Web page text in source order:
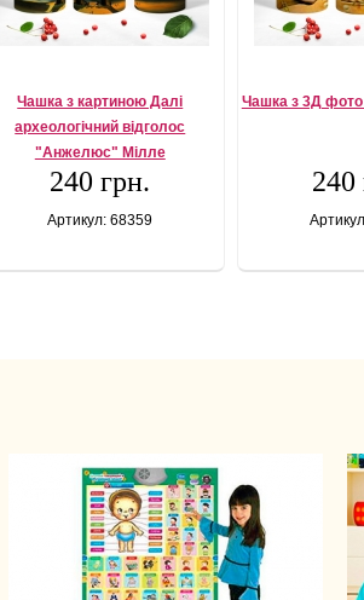
Чашка з картиною Далі
археологічний відголос
"Анжелюс" Мілле
240 грн.
Артикул: 68359
Чашка з 3Д
240